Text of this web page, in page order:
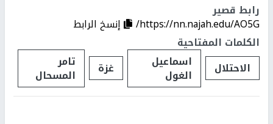
رابط قصير
https://nn.najah.edu/AO5G/
إنسخ الرابط
الكلمات المفتاحية
الاحتلال
اسماعيل
الغول غزة تامر
المسحال